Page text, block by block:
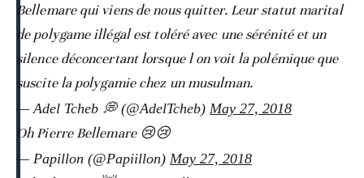
Bellemare qui viens de nous quitter. Leur statut marital
de polygame illégal est toléré avec une sérénité et un
silence déconcertant lorsque l on voit la polémique que
suscite la polygamie chez un musulman.
— Adel Tcheb 💭 (@AdelTcheb) May 27, 2018
Oh Pierre Bellemare 😢😢
— Papillon (@Papiillon) May 27, 2018